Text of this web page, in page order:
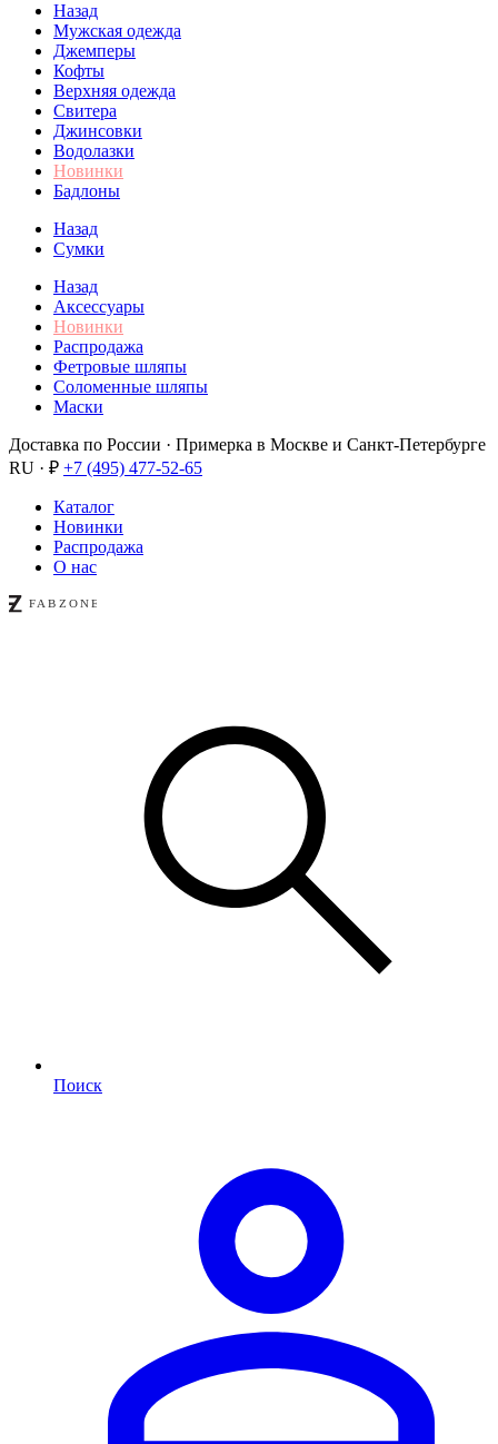
Назад
Мужская одежда
Джемперы
Кофты
Верхняя одежда
Свитера
Джинсовки
Водолазки
Новинки
Бадлоны
Назад
Сумки
Назад
Аксессуары
Новинки
Распродажа
Фетровые шляпы
Соломенные шляпы
Маски
Доставка по России · Примерка в Москве и Санкт-Петербурге
RU · ₽ +7 (495) 477-52-65
Каталог
Новинки
Распродажа
О нас
Поиск